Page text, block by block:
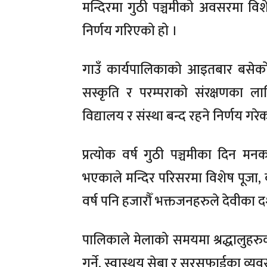
मन्दिरमा गुठी पञ्चमीको अवसरमा
निर्णय गरिएको हो ।
गाउँ कार्यपालिकाको आइतबार
सस्कृति र परम्पराको संरक्षणका
विद्यालय र संस्था बन्द रहने निर्णय
प्रत्योक वर्ष गुठी पञ्चमीका दिन
भएकाले मन्दिर परिसरमा विशेष
वर्ष पनि हजारौँ भक्तजनहरुले देवीका
पालिकाले मेलाको समयमा